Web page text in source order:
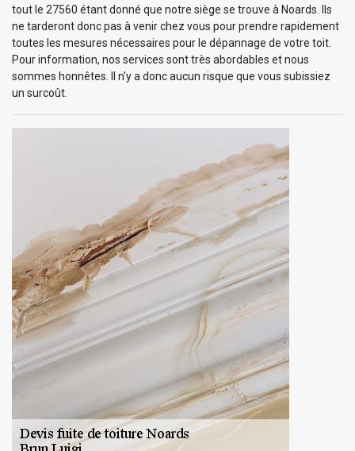
tout le 27560 étant donné que notre siège se trouve à Noards. Ils
ne tarderont donc pas à venir chez vous pour prendre rapidement
toutes les mesures nécessaires pour le dépannage de votre toit.
Pour information, nos services sont très abordables et nous
sommes honnêtes. Il n'y a donc aucun risque que vous subissiez
un surcoût.